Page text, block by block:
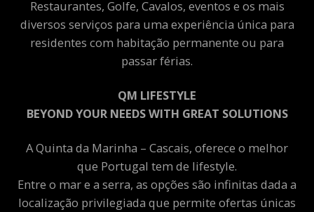
Restaurantes, Golfe, Cavalos, eventos e os mais
diversos serviços para uma experiência única para
residentes com habitação permanente ou para
passar férias.
QM LIFESTYLE
BEYOND YOUR NEEDS WITH GREAT SOLUTIONS
A Quinta da Marinha – Cascais, oferece o melhor
que Portugal tem de lifestyle.
Entre o mar e a serra, as opções são infinitas dada a
localização privilegiada que permite ofertas únicas